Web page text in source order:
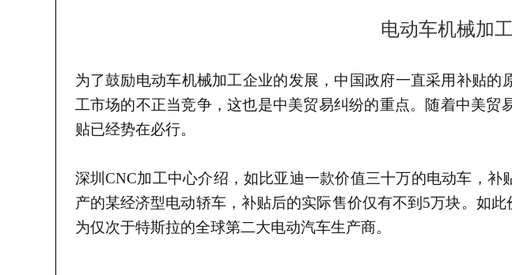
电动车机械加
为了鼓励电动车机械加工企业的发展，中国政府一直采用补贴
工市场的不正当竞争，这也是中美贸易纠纷的重点。随着中美贸
贴已经势在必行。
深圳CNC加工中心介绍， 如比亚迪一款价值三十万的电动车，补
产的某经济型电动轿车，补贴后的实际售价仅有不到 5万块。如此
为仅次于特斯拉的全球第二大电动汽车生产商。